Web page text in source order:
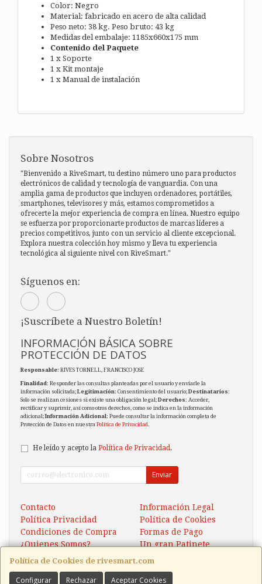
Color: Negro
Material: fabricado en acero de alta calidad
Peso neto: 38 kg. Peso bruto: 43 kg
Medidas del embalaje: 1185x660x175 mm
Contenido del Paquete
1 x Soporte
1 x Kit montaje
1 x Manual de instalación
Política de Cookies de rivesmart.com
Configurar Rechazar Aceptar Cookies
Sobre Nosotros
"Bienvenido a RiveSmart, tu destino número uno para productos
electrónicos de calidad y tecnología de vanguardia. Con una
amplia gama de productos que incluyen ordenadores, portátiles,
smartphones, televisores y más, estamos comprometidos a
ofrecerte la mejor experiencia de compra en línea. Nuestro equipo
se esfuerza por proporcionarte productos de marcas líderes a
precios competitivos, junto con un servicio al cliente excepcional.
Explora nuestra colección hoy mismo y lleva tu experiencia
tecnológica al siguiente nivel con RiveSmart."
Síguenos en:
¡Suscríbete a Nuestro Boletín!
INFORMACIÓN BÁSICA SOBRE
PROTECCIÓN DE DATOS
Responsable: RIVES TORNELL, FRANCISCO JOSE
Finalidad: Responder las consultas planteadas por el usuario y enviarle la
información solicitada;Legitimación: Consentimiento del usuario;Destinatarios:
Solo se realizan cesiones si existe una obligación legal;Derechos: Acceder,
rectificar y suprimir, así como otros derechos, como se indica en la información
adicional;Información Adicional: Puede consultar la información completa de
Protección de Datos en nuestra Política de Privacidad.
He leído y acepto la Política de Privacidad .
Enviar
Contacto
Información Legal
Política Privacidad
Política de Cookies
Condiciones de Compra
Formas de Pago
¿Quienes Somos?
Un gran Patinete